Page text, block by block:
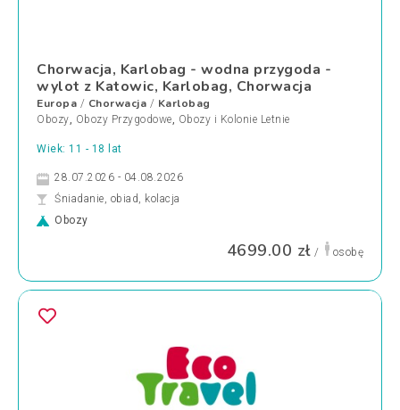
Chorwacja, Karlobag - wodna przygoda -
wylot z Katowic, Karlobag, Chorwacja
Europa / Chorwacja / Karlobag
Obozy, Obozy Przygodowe, Obozy i Kolonie Letnie
Wiek: 11 - 18 lat
28.07.2026 - 04.08.2026
Śniadanie, obiad, kolacja
Obozy
4699.00 zł / osobę